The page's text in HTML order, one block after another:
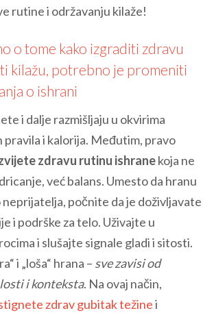
rutine i održavanju kilaže!
o tome kako izgraditi zdravu
kilažu, potrebno je promeniti
o ishrani
i dalje razmišljaju u okvirima
pravila i kalorija. Međutim, pravo
zdravu rutinu ishranekoja ne
već balans. Umesto da hranu
počnite da je doživljavate
i podrške za telo. Uživajte u
i slušajte signale gladi i sitosti.
i „loša“ hrana – sve zavisi od
i konteksta. Na ovaj način,
zdrav gubitak težinei